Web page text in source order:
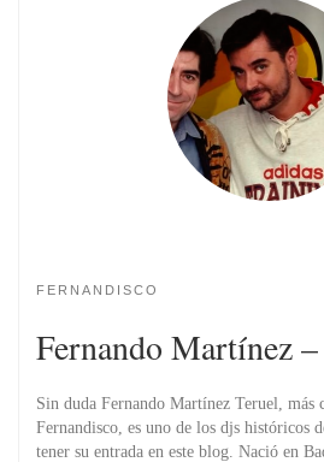
FERNANDISCO
Fernando Martí­nez
Sin duda Fernando Martínez Teruel, más
Fernandisco, es uno de los djs históricos
tener su entrada en este blog. Nació en